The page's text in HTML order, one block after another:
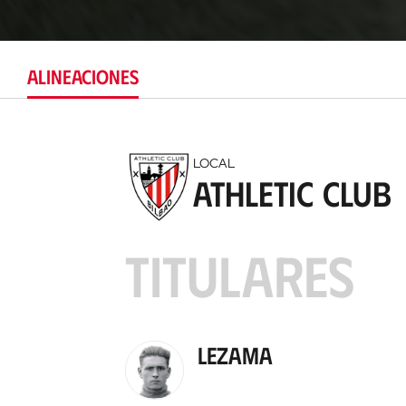
ALINEACIONES
LOCAL
Athletic Club
TITULARES
Lezama